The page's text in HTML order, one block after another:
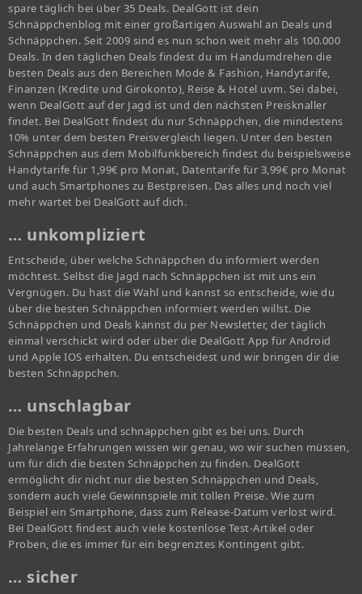
spare täglich bei über 35 Deals. DealGott ist dein
Schnäppchenblog mit einer großartigen Auswahl an Deals und
Schnäppchen. Seit 2009 sind es nun schon weit mehr als 100.000
Deals. In den täglichen Deals findest du im Handumdrehen die
besten Deals aus den Bereichen Mode & Fashion, Handytarife,
Finanzen (Kredite und Girokonto), Reise & Hotel uvm. Sei dabei,
wenn DealGott auf der Jagd ist und den nächsten Preisknaller
findet. Bei DealGott findest du nur Schnäppchen, die mindestens
10% unter dem besten Preisvergleich liegen. Unter den besten
Schnäppchen aus dem Mobilfunkbereich findest du beispielsweise
Handytarife für 1,99€ pro Monat, Datentarife für 3,99€ pro Monat
und auch Smartphones zu Bestpreisen. Das alles und noch viel
mehr wartet bei DealGott auf dich.
… unkompliziert
Entscheide, über welche Schnäppchen du informiert werden
möchtest. Selbst die Jagd nach Schnäppchen ist mit uns ein
Vergnügen. Du hast die Wahl und kannst so entscheide, wie du
über die besten Schnäppchen informiert werden willst. Die
Schnäppchen und Deals kannst du per Newsletter, der täglich
einmal verschickt wird oder über die DealGott App für Android
und Apple IOS erhalten. Du entscheidest und wir bringen dir die
besten Schnäppchen.
… unschlagbar
Die besten Deals und schnäppchen gibt es bei uns. Durch
Jahrelange Erfahrungen wissen wir genau, wo wir suchen müssen,
um für dich die besten Schnäppchen zu finden. DealGott
ermöglicht dir nicht nur die besten Schnäppchen und Deals,
sondern auch viele Gewinnspiele mit tollen Preise. Wie zum
Beispiel ein Smartphone, dass zum Release-Datum verlost wird.
Bei DealGott findest auch viele kostenlose Test-Artikel oder
Proben, die es immer für ein begrenztes Kontingent gibt.
… sicher